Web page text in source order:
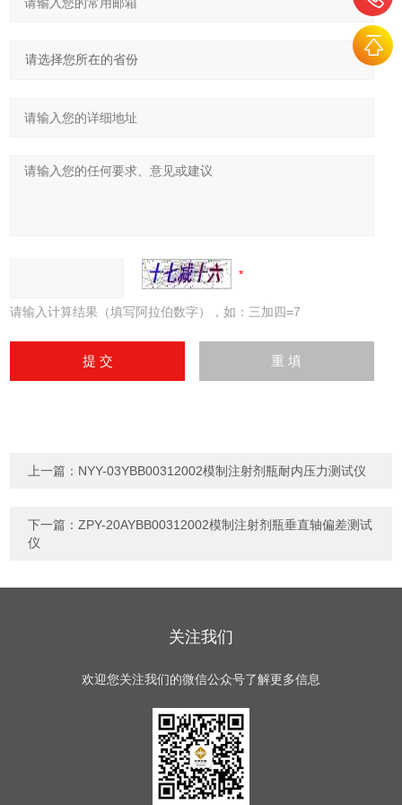
请输入计算结果（填写阿拉伯数字），如：三加四=7
上一篇： NYY-03YBB00312002模制注射剂瓶耐内压力测试仪
下一篇：ZPY-20AYBB00312002模制注射剂瓶垂直轴偏差测试
仪
关注我们
欢迎您关注我们的微信公众号了解更多信息